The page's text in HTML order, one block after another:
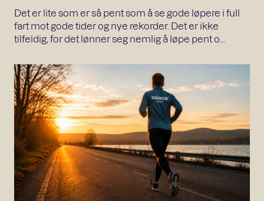
Det er lite som er så pent som å se gode løpere i full
fart mot gode tider og nye rekorder. Det er ikke
tilfeldig, for det lønner seg nemlig å løpe pent o...